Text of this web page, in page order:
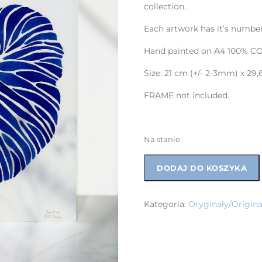
collection.
Each artwork has it’s
Hand painted on A4 100%
Size: 21 cm (+/- 2-3mm) x
FRAME not included.
Na stanie
DODAJ DO KOSZYKA
Kategoria:Oryginały/